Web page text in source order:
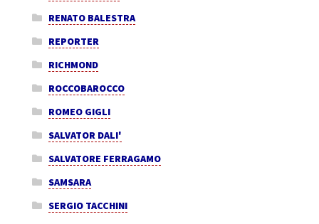
RENATO BALESTRA
REPORTER
RICHMOND
ROCCOBAROCCO
ROMEO GIGLI
SALVATOR DALI'
SALVATORE FERRAGAMO
SAMSARA
SERGIO TACCHINI